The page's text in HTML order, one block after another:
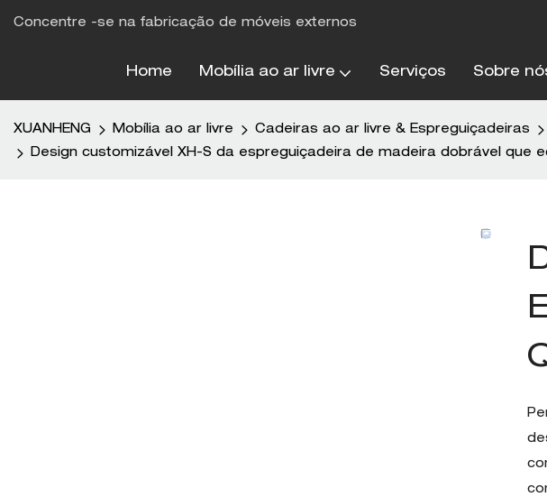
Concentre -se na fabricação de móveis externos
Home Mobília ao ar livre Serviços Sobre
XUANHENG Mobília ao ar livre Cadeiras ao ar livre & Espreguiçadeiras
Design customizável XH-S da espreguiçadeira de madeira dobrável que